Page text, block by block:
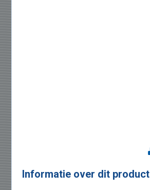
Informatie over dit product